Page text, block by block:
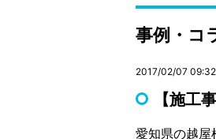
事例・コ
2017/02/07 09:32
【施工
愛知県の越屋